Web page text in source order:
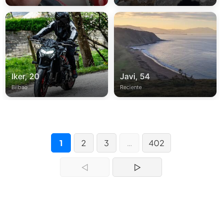
Iker, 20
Bilbao
Javi, 54
Reciente
1 2 3 … 402
◁ ▷